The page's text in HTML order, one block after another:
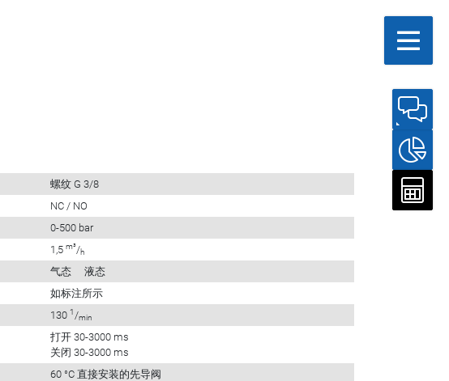
螺纹 G 3/8
NC / NO
0-500 bar
1,5 m³/h
气态 液态
如标注所示
130 1/min
打开 30-3000 ms
关闭 30-3000 ms
60 °C 直接安装的先导阀